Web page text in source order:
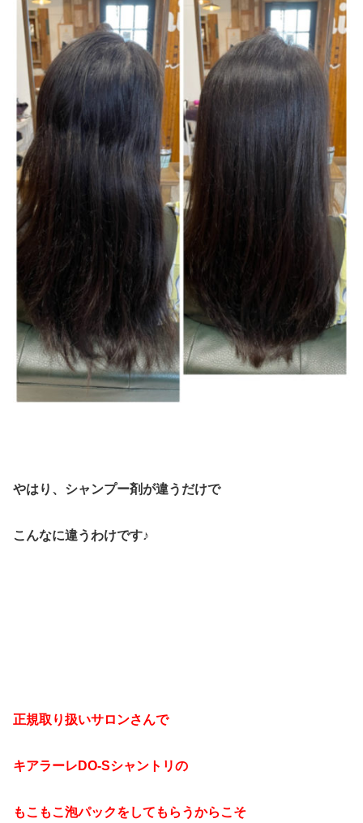
やはり、シャンプー剤が違うだけで
こんなに違うわけです♪
正規取り扱いサロンさんで
キアラーレDO-Sシャントリの
もこもこ泡パックをしてもらうからこそ